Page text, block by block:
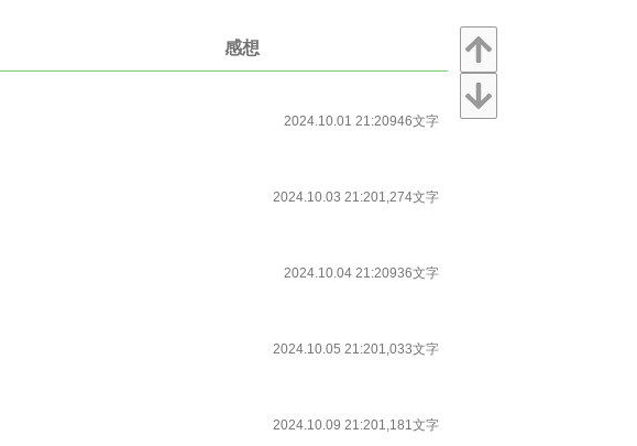
感想
2024.10.01 21:20946文字
2024.10.03 21:201,274文字
2024.10.04 21:20936文字
2024.10.05 21:201,033文字
2024.10.09 21:201,181文字